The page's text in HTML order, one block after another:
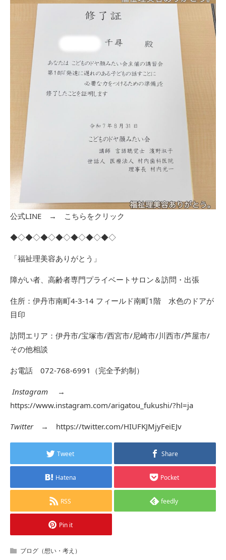
公式LINE → こちらをクリック
◆◇◆◇◆◇◆◇◆◇◆◇◆◇
「福祉理美容ありがとう」
障がい者、高齢者専門プライベートサロン＆訪問・出張
住所：伊丹市南町4-3-14 フィールド南町1階 水色のドアが
目印
訪問エリア：伊丹市/宝塚市/西宮市/尼崎市/川西市/芦屋市/
その他相談
お電話 072-768-6991（完全予約制）
Instagram →
https://www.instagram.com/arigatou_fukushi/?hl=ja
Twitter→ https://twitter.com/HIUFKJMjyFeiEJv
Tweet Share
Hatena Pocket
RSS feedly
Pin it
ブログ（想い・考え）